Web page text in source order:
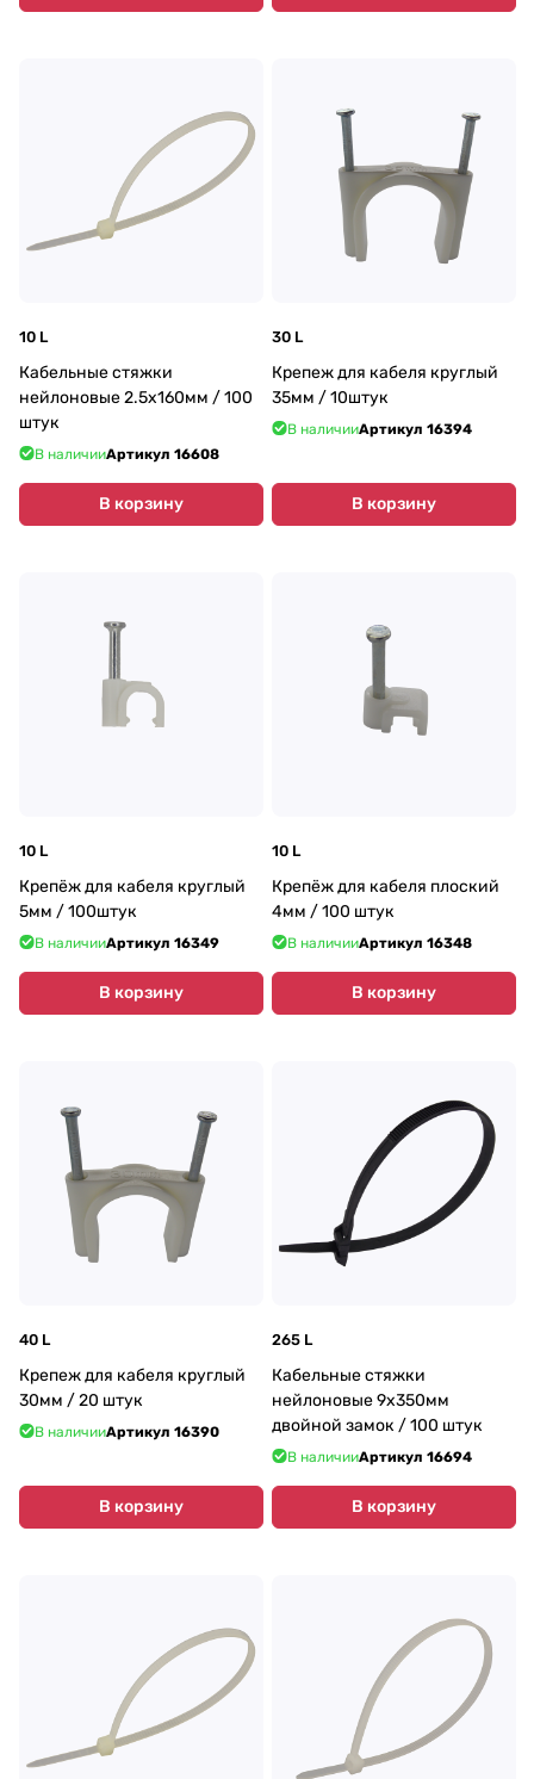
10 L
Кабельные стяжки
нейлоновые 2.5х160мм / 100
штук
В наличииАртикул 16608
В корзину
30 L
Крепеж для кабеля круглый
35мм / 10штук
В наличииАртикул 16394
В корзину
10 L
Крепёж для кабеля круглый
5мм / 100штук
В наличииАртикул 16349
В корзину
10 L
Крепёж для кабеля плоский
4мм / 100 штук
В наличииАртикул 16348
В корзину
40 L
Крепеж для кабеля круглый
30мм / 20 штук
В наличииАртикул 16390
В корзину
265 L
Кабельные стяжки
нейлоновые 9х350мм
двойной замок / 100 штук
В наличииАртикул 16694
В корзину